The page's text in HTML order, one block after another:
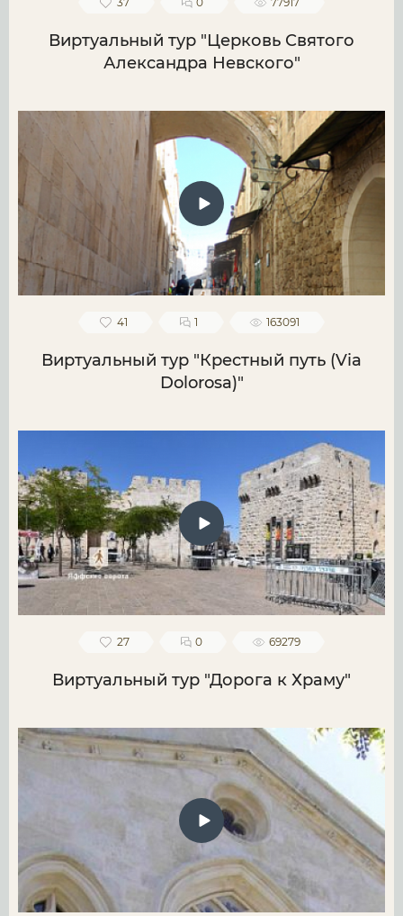
Виртуальный тур "Церковь Святого
Александра Невского"
41 1 163091
Виртуальный тур "Крестный путь (Via
Dolorosa)"
27 0 69279
Виртуальный тур "Дорога к Храму"